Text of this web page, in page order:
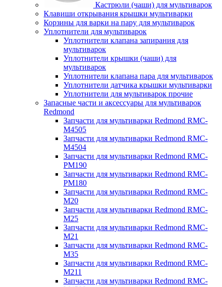
Кастрюли (чаши) для мультиварок
Клавиши открывания крышки мультиварки
Корзины для варки на пару для мультиварок
Уплотнители для мультиварок
Уплотнители клапана запирания для
мультиварок
Уплотнители крышки (чаши) для
мультиварок
Уплотнители клапана пара для мультиварок
Уплотнители датчика крышки мультиварки
Уплотнители для мультиварок прочие
Запасные части и аксессуары для мультиварок
Redmond
Запчасти для мультиварки Redmond RMC-
M4505
Запчасти для мультиварки Redmond RMC-
M4504
Запчасти для мультиварки Redmond RMC-
PM190
Запчасти для мультиварки Redmond RMC-
PM180
Запчасти для мультиварки Redmond RMC-
M20
Запчасти для мультиварки Redmond RMC-
M25
Запчасти для мультиварки Redmond RMC-
M21
Запчасти для мультиварки Redmond RMC-
M35
Запчасти для мультиварки Redmond RMC-
M211
Запчасти для мультиварки Redmond RMC-